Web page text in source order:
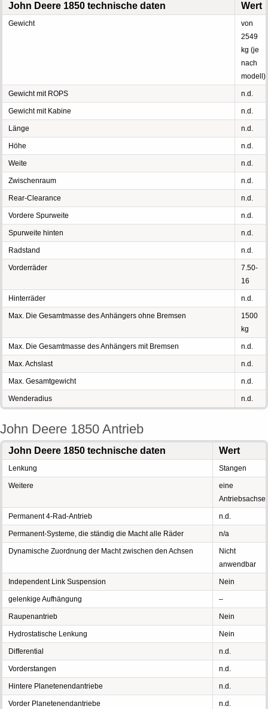
John Deere 1850 technische daten Wert
Gewicht
von
2549
kg (je
nach
modell)
Gewicht mit ROPS n.d.
Gewicht mit Kabine n.d.
Länge n.d.
Höhe n.d.
Weite n.d.
Zwischenraum n.d.
Rear-Clearance n.d.
Vordere Spurweite n.d.
Spurweite hinten n.d.
Radstand n.d.
Vorderräder
7.50-
16
Hinterräder n.d.
Max. Die Gesamtmasse des Anhängers ohne Bremsen
1500
kg
Max. Die Gesamtmasse des Anhängers mit Bremsen n.d.
Max. Achslast n.d.
Max. Gesamtgewicht n.d.
Wenderadius n.d.
John Deere 1850 Antrieb
John Deere 1850 technische daten Wert
Lenkung Stangen
Weitere
eine
Antriebsachse
Permanent 4-Rad-Antrieb n.d.
Permanent-Systeme, die ständig die Macht alle Räder n/a
Dynamische Zuordnung der Macht zwischen den Achsen
Nicht
anwendbar
Independent Link Suspension Nein
gelenkige Aufhängung –
Raupenantrieb Nein
Hydrostatische Lenkung Nein
Differential n.d.
Vorderstangen n.d.
Hintere Planetenendantriebe n.d.
Vorder Planetenendantriebe n.d.